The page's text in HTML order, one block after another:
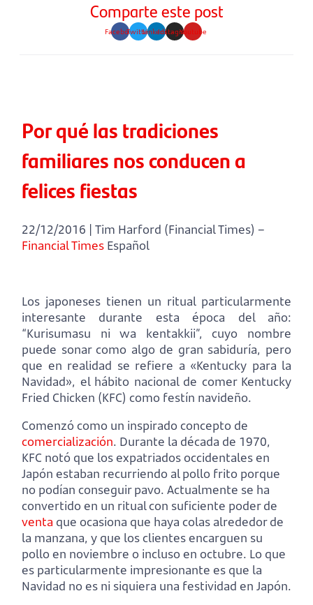
Comparte este post
FacebookTwitterLinkedinInstagramYoutube
Por qué las tradiciones
familiares nos conducen a
felices fiestas
22/12/2016 | Tim Harford (Financial Times) –
Financial Times Español
Los japoneses tienen un ritual particularmente
interesante durante esta época del año:
“Kurisumasu ni wa kentakkii”, cuyo nombre
puede sonar como algo de gran sabiduría, pero
que en realidad se refiere a «Kentucky para la
Navidad», el hábito nacional de comer Kentucky
Fried Chicken (KFC) como festín navideño.
Comenzó como un inspirado concepto de
comercialización. Durante la década de 1970,
KFC notó que los expatriados occidentales en
Japón estaban recurriendo al pollo frito porque
no podían conseguir pavo. Actualmente se ha
convertido en un ritual con suficiente poder de
venta que ocasiona que haya colas alrededor de
la manzana, y que los clientes encarguen su
pollo en noviembre o incluso en octubre. Lo que
es particularmente impresionante es que la
Navidad no es ni siquiera una festividad en Japón.